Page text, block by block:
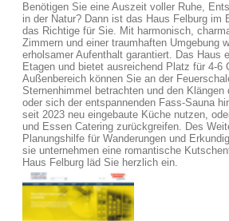
Benötigen Sie eine Auszeit voller Ruhe,
in der Natur? Dann ist das Haus Felburg im
das Richtige für Sie. Mit harmonisch,
Zimmern und einer traumhaften Umgebung
erholsamer Aufenthalt garantiert. Das Haus
Etagen und bietet ausreichend Platz für 4-6
Außenbereich können Sie an der
Sternenhimmel betrachten und den Klängen
oder sich der entspannenden Fass-Sauna
seit 2023 neu eingebaute Küche nutzen,
und Essen Catering zurückgreifen. Des
Planungshilfe für Wanderungen und
sie unternehmen eine romantische
Haus Felburg läd Sie herzlich ein.